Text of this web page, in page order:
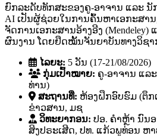
ຍົກລະດັບທັກສະຂອງຄູ-ອາຈານ ແລະ
AI ເປັນຜູ້ຊ່ວຍໃນການຄົ້ນຫາເອກະສາ
ຈັດການເອກະສານອ້າງອີງ
ຜົນງານ ໂດຍຢຶດໝັ້ນຈັນຍາບັນທາງວິຊາ
ໄລຍະ: 5 ວັນ (17-21/08/2026)
ກຸ່ມເປົ້າໝາຍ: ຄູ-ອາຈານ ແລ
ທ່ານ)
ສະຖານທີ່: ຫ້ອງຝຶກອົບຮົມ (ຕຶກ
ຂ່າວສານ, ມຊ
ວິທະຍາກອນ: ປອ. ຄໍາຫຼ້າ ນົນ
ສິງປຣະເສີດ, ປທ. ແກ້ວພູທ່ອນ ຫາ